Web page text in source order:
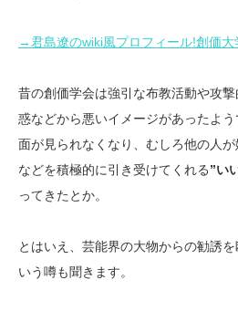
→君島遼のwiki風プロフィール!創価
昔の創価学会は強引な布教活動や攻
惑などから悪いイメージがあったよ
面が見られなくなり、むしろ他の人
などを積極的に引き受けてくれる”い
ってきたとか。
とはいえ、芸能界の大物からの勧誘
いう噂も聞きます。